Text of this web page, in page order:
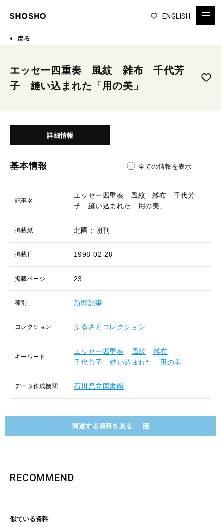
ENGLISH
戻る
エッセー四重奏 風紋 雑布 千代芳
子 縫い込まれた「用の美」
詳細情報
基本情報 全ての情報を表示
記事名
エッセー四重奏 風紋 雑布 千代芳
子 縫い込まれた「用の美」
掲載紙 北國：朝刊
掲載日 1998-02-28
掲載ページ 23
種別 新聞記事
コレクション ふるさとコレクション
キーワード
エッセー四重奏 風紋
雑布
千代芳子
縫い込まれた「用の美」
データ作成機関 石川県立図書館
関連する資料を見る
RECOMMEND
似ている資料